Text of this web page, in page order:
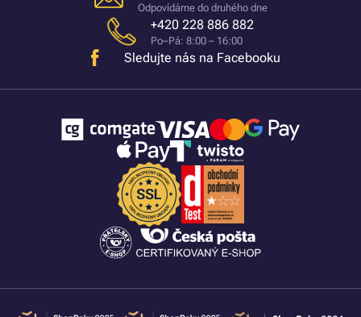
Odpovídáme do druhého dne
+420 228 886 882
Po–Pá: 8:00 – 16:00
Sledujte nás na Facebooku